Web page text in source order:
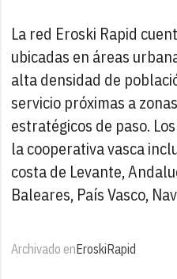
La red Eroski Rapid
ubicadas en áreas
alta densidad de
servicio próximas a
estratégicos de paso.
la cooperativa vasca
costa de Levante,
Baleares, País Vasco,
Archivado enEroskiRapid